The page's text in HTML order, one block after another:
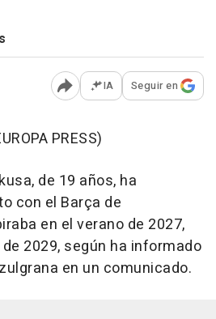
Abrir opciones para
IA Seguir en
PRESS)
de 19 años, ha
con el Barça de
en el verano de 2027,
2029, según ha informado
en un comunicado.